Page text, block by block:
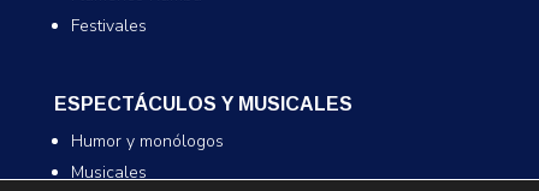
Festivales
ESPECTÁCULOS Y MUSICALES
Humor y monólogos
Musicales